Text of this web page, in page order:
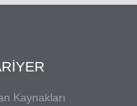
Kaynakları